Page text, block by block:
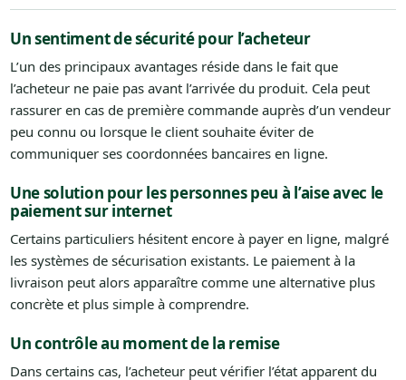
Un sentiment de sécurité pour l’acheteur
L’un des principaux avantages réside dans le fait que
l’acheteur ne paie pas avant l’arrivée du produit. Cela peut
rassurer en cas de première commande auprès d’un vendeur
peu connu ou lorsque le client souhaite éviter de
communiquer ses coordonnées bancaires en ligne.
Une solution pour les personnes peu à l’aise avec le
paiement sur internet
Certains particuliers hésitent encore à payer en ligne, malgré
les systèmes de sécurisation existants. Le paiement à la
livraison peut alors apparaître comme une alternative plus
concrète et plus simple à comprendre.
Un contrôle au moment de la remise
Dans certains cas, l’acheteur peut vérifier l’état apparent du